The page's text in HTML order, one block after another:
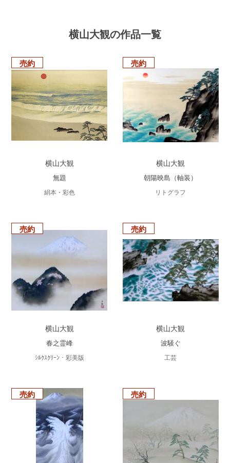
横山大観の作品一覧
売約
横山大観
無題
絹本・彩色
売約
横山大観
朝陽映島（軸装）
リトグラフ
売約
横山大観
春之霊峰
ｼﾙｸｽｸﾘｰﾝ・彩美版
売約
横山大観
波騒ぐ
工芸
売約 売約